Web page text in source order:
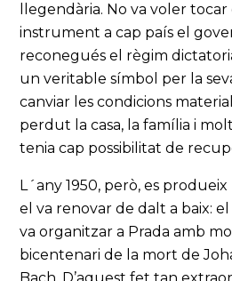
llegendària. No va voler tocar
instrument a cap país el
reconegués el règim
un veritable símbol per la
canviar les condicions
perdut la casa, la família i
tenia cap possibilitat de
L´any 1950, però, es
el va renovar de dalt a baix:
va organitzar a Prada amb
bicentenari de la mort de